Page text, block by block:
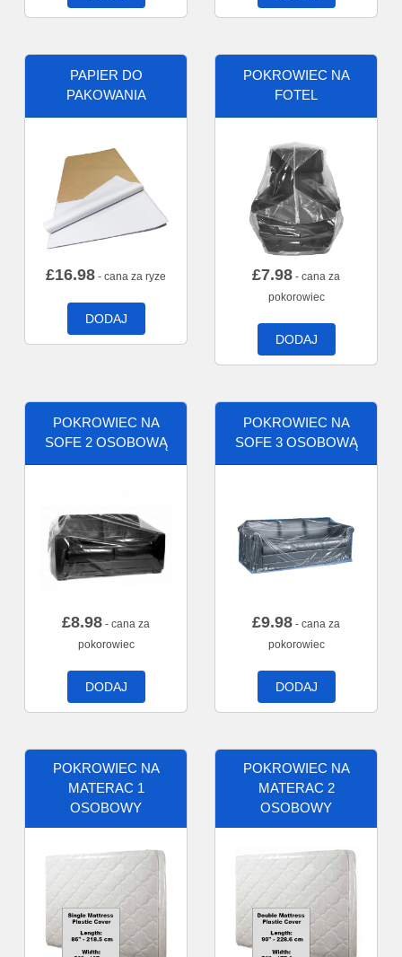
PAPIER DO
PAKOWANIA
£16.98 - cana za ryze
DODAJ
POKROWIEC NA
FOTEL
£7.98 - cana za
pokorowiec
DODAJ
POKROWIEC NA
SOFE 2 OSOBOWĄ
£8.98 - cana za
pokorowiec
DODAJ
POKROWIEC NA
SOFE 3 OSOBOWĄ
£9.98 - cana za
pokorowiec
DODAJ
POKROWIEC NA
MATERAC 1
OSOBOWY
POKROWIEC NA
MATERAC 2
OSOBOWY